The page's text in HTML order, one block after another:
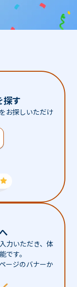
探す
お探しいただけ
力いただき、体
です。
ージのバナーか